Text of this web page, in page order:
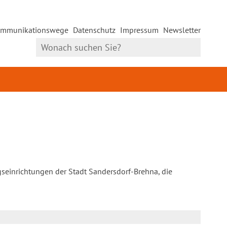
Datenschutz Impressum Newsletter
der Stadt Sandersdorf-Brehna, die